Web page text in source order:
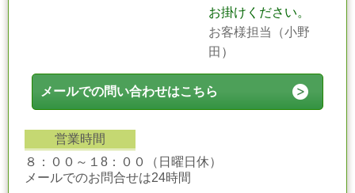
お掛けください。
お客様担当（小野
田 ）
メールでの問い合わせはこちら
営業時間
８：００～１8：００（日曜日休）
メールでのお問合せは24時間